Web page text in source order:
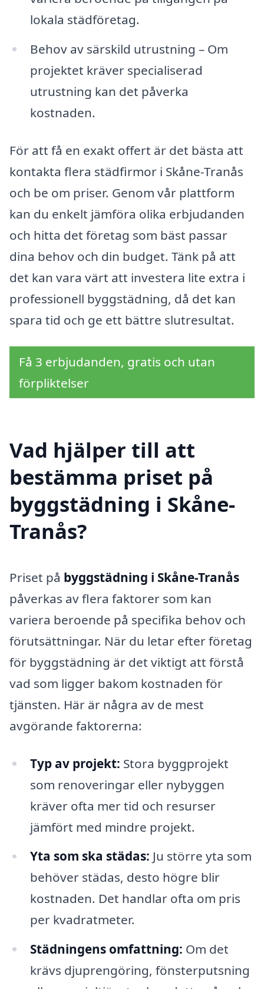
lokala städföretag.
Behov av särskild utrustning – Om
projektet kräver specialiserad
utrustning kan det påverka
kostnaden.
För att få en exakt offert är det bästa att
kontakta flera städfirmor i Skåne-Tranås
och be om priser. Genom vår plattform
kan du enkelt jämföra olika erbjudanden
och hitta det företag som bäst passar
dina behov och din budget. Tänk på att
det kan vara värt att investera lite extra i
professionell byggstädning, då det kan
spara tid och ge ett bättre slutresultat.
Få 3 erbjudanden, gratis och utan
förpliktelser
Vad hjälper till att
bestämma priset på
byggstädning i Skåne-
Tranås?
Priset på byggstädning i Skåne-Tranås
påverkas av flera faktorer som kan
variera beroende på specifika behov och
förutsättningar. När du letar efter företag
för byggstädning är det viktigt att förstå
vad som ligger bakom kostnaden för
tjänsten. Här är några av de mest
avgörande faktorerna:
Typ av projekt: Stora byggprojekt
som renoveringar eller nybyggen
kräver ofta mer tid och resurser
jämfört med mindre projekt.
Yta som ska städas: Ju större yta som
behöver städas, desto högre blir
kostnaden. Det handlar ofta om pris
per kvadratmeter.
Städningens omfattning: Om det
krävs djuprengöring, fönsterputsning